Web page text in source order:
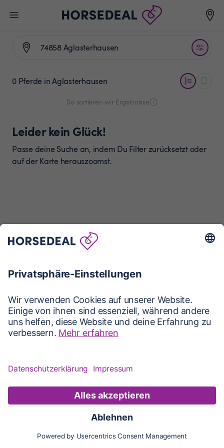
Karte Updates Konto
Karte
0 Pferde in Aglasterhausen
So sortieren wir Ergebnisse
Leider kein Glück!
Passe deine Suche an, indem Du Filter zurücksetzt oder
auf der Karte herauszoomst.